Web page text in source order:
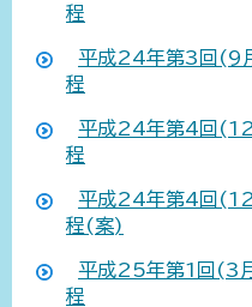
程
平成24年第3回(9
程
平成24年第4回(12
程
平成24年第4回(12
程(案)
平成25年第1回(3
程